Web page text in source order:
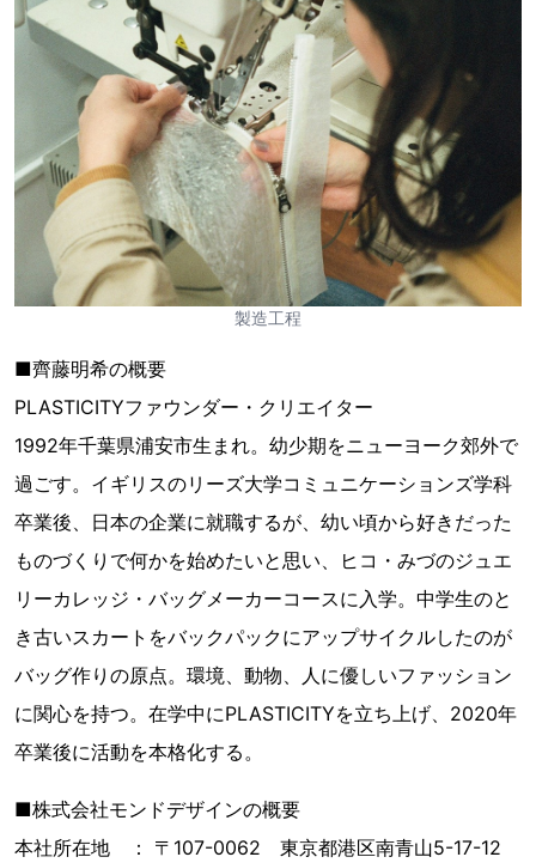
製造工程
■齊藤明希の概要
PLASTICITYファウンダー・クリエイター
1992年千葉県浦安市生まれ。幼少期をニューヨーク郊外で
過ごす。イギリスのリーズ大学コミュニケーションズ学科
卒業後、日本の企業に就職するが、幼い頃から好きだった
ものづくりで何かを始めたいと思い、ヒコ・みづのジュエ
リーカレッジ・バッグメーカーコースに入学。中学生のと
き古いスカートをバックパックにアップサイクルしたのが
バッグ作りの原点。環境、動物、人に優しいファッション
に関心を持つ。在学中にPLASTICITYを立ち上げ、2020年
卒業後に活動を本格化する。
■株式会社モンドデザインの概要
本社所在地 ： 〒107-0062 東京都港区南青山5-17-12